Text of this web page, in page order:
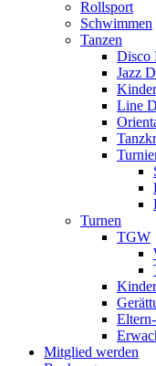
Rollsport
Schwimmen
Tanzen
Disco
Jazz
Line
Turnen
TGW
Mitglied werden